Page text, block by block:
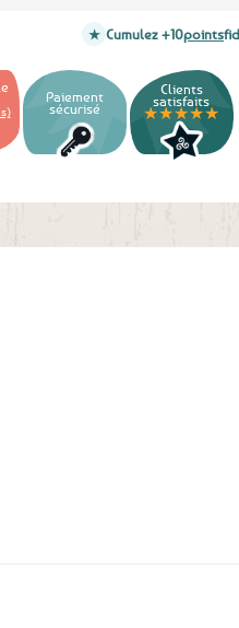
Cumulez +10points
Paiement
sécurisé
Clients
satisfaits
★★★★★